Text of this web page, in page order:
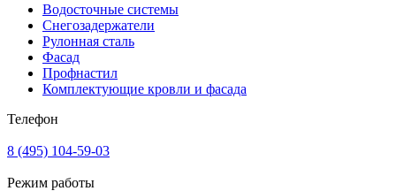
Водосточные системы
Снегозадержатели
Рулонная сталь
Фасад
Профнастил
Комплектующие кровли и фасада
Телефон
8 (495) 104-59-03
Режим работы